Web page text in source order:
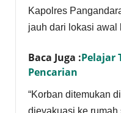
Kapolres
jauh dari lokasi awal
Baca Juga :Pelajar
Pencarian
“Korban ditemukan
dievakuasi ke rumah